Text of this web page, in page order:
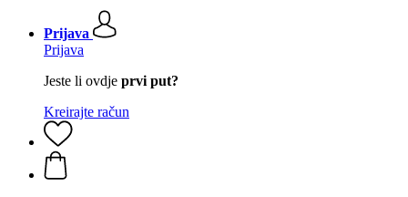
Prijava
Prijava
Jeste li ovdje prvi put?
Kreirajte račun